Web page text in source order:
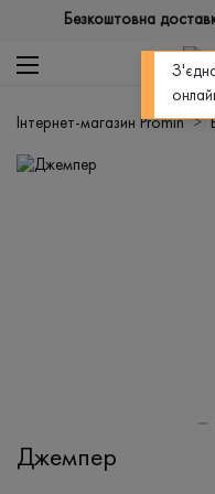
Безкоштовна
Інтернет-магазин Promin
Джемпер